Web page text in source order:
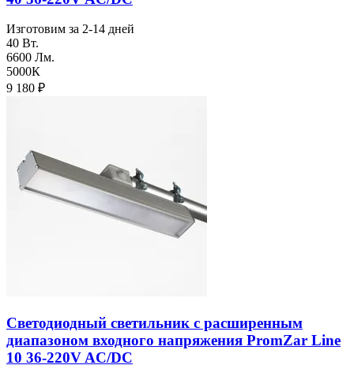
Изготовим за 2-14 дней
40 Вт.
6600 Лм.
5000К
9 180 ₽
Светодиодный светильник с расширенным
диапазоном входного напряжения PromZar Line
10 36-220V AC/DC